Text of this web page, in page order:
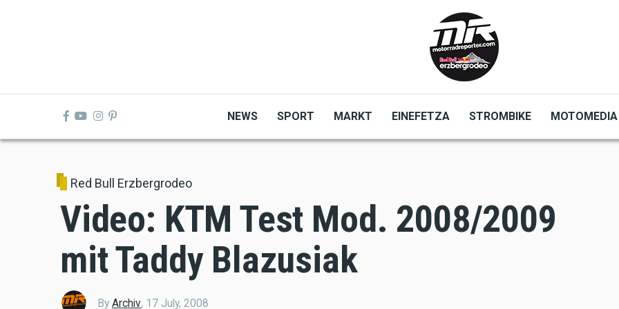
NEWS SPORT MARKT EINEFETZA STROMBIKE MOTOMEDIA
Red Bull Erzbergrodeo
Video: KTM Test Mod. 2008/2009
mit Taddy Blazusiak
By Archiv, 17 July, 2008